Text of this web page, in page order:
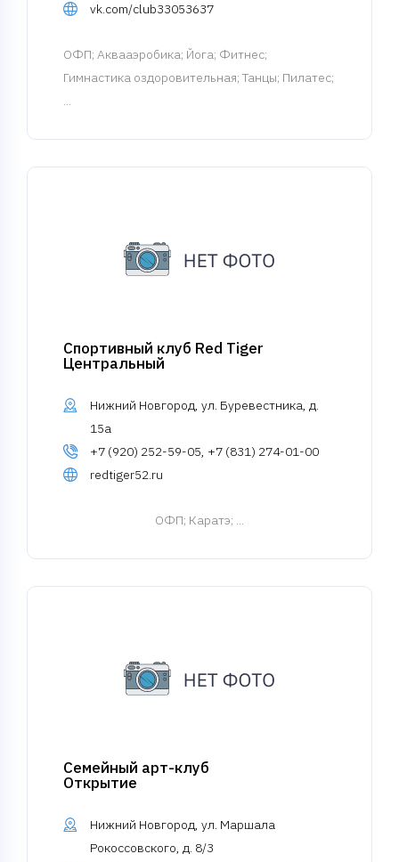
vk.com/club33053637
ОФП; Аквааэробика; Йога; Фитнес;
Гимнастика оздоровительная; Танцы; Пилатес;
...
Спортивный клуб Red Tiger
Центральный
Нижний Новгород, ул. Буревестника, д.
15а
+7 (920) 252-59-05, +7 (831) 274-01-00
redtiger52.ru
ОФП; Каратэ; ...
Семейный арт-клуб
Открытие
Нижний Новгород, ул. Маршала
Рокоссовского, д. 8/3